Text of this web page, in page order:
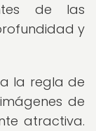
de las
y
la regla de
de
atractiva.